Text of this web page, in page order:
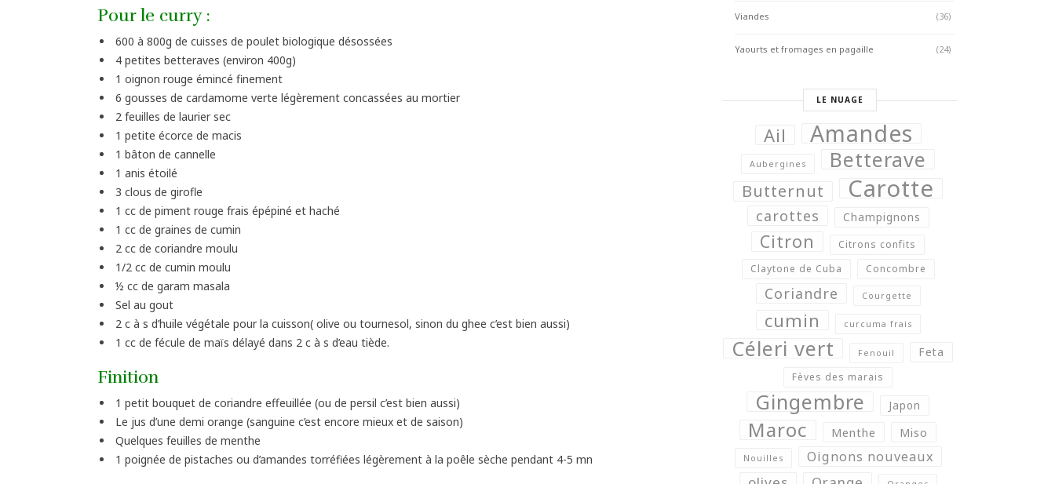
Pour le curry :
600 à 800g de cuisses de poulet biologique désossées
4 petites betteraves (environ 400g)
1 oignon rouge émincé finement
6 gousses de cardamome verte légèrement concassées au mortier
2 feuilles de laurier sec
1 petite écorce de macis
1 bâton de cannelle
1 anis étoilé
3 clous de girofle
1 cc de piment rouge frais épépiné et haché
1 cc de graines de cumin
2 cc de coriandre moulu
1/2 cc de cumin moulu
½ cc de garam masala
Sel au gout
2 c à s d’huile végétale pour la cuisson( olive ou tournesol, sinon du ghee c’est bien aussi)
1 cc de fécule de maïs délayé dans 2 c à s d’eau tiède.
Finition
1 petit bouquet de coriandre effeuillée (ou de persil c’est bien aussi)
Le jus d’une demi orange (sanguine c’est encore mieux et de saison)
Quelques feuilles de menthe
1 poignée de pistaches ou d’amandes torréfiées légèrement à la poêle sèche pendant 4-5 mn
Viandes (36)
Yaourts et fromages en pagaille (24)
LE NUAGE
Ail Amandes
Aubergines Betterave
Butternut Carotte
carottes Champignons
Citron
Citrons confits
Claytone de Cuba
Concombre
Coriandre Courgette
cumin curcuma frais
Céleri vert Fenouil Feta
Fèves des marais
Gingembre Japon
Maroc Menthe Miso
Nouilles Oignons nouveaux